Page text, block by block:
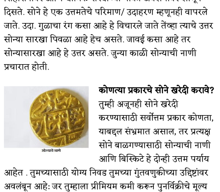
अपूर्ण कथा
बुडीच खटलं – संयुक्त कुटुंब का गरजेचं?
दिसते. सोने हे एक उत्तमतेचे परिमाण/ उदाहरण म्हणूनही वापरले
जाते. उदा. गुळाचा रंग कसा आहे हे विचारले जाते तेंव्हा त्याचे उत्तर
सोन्या सारखा पिवळा आहे हेच असते. जावई कसा आहे तर
सोन्यासारखा आहे हे उत्तर असते. जुन्या काळी सोन्याची नाणी
प्रचारात होती.
कोणत्या प्रकारचे सोने खरेदी करावे?
तुम्ही अजूनही सोने खरेदी
करण्यासाठी सर्वोत्तम प्रकार कोणता,
याबद्दल संभ्रमात असाल, तर प्रत्यक्ष
सोने बाळगण्यासाठी सोन्याची नाणी
आणि बिस्किटे हे दोन्ही उत्तम पर्याय
आहेत . तुमच्यासाठी योग्य निवड तुमच्या गुंतवणुकीच्या उद्दिष्टांवर
अवलंबून आहे: जर तुम्हाला प्रीमियम कमी करून पुनर्विक्रीचे मूल्य